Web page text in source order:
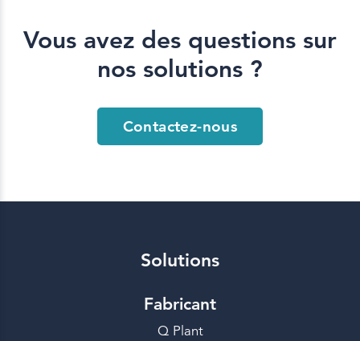
Vous avez des questions sur
nos solutions ?
Contactez-nous
Solutions
Fabricant
Q Plant